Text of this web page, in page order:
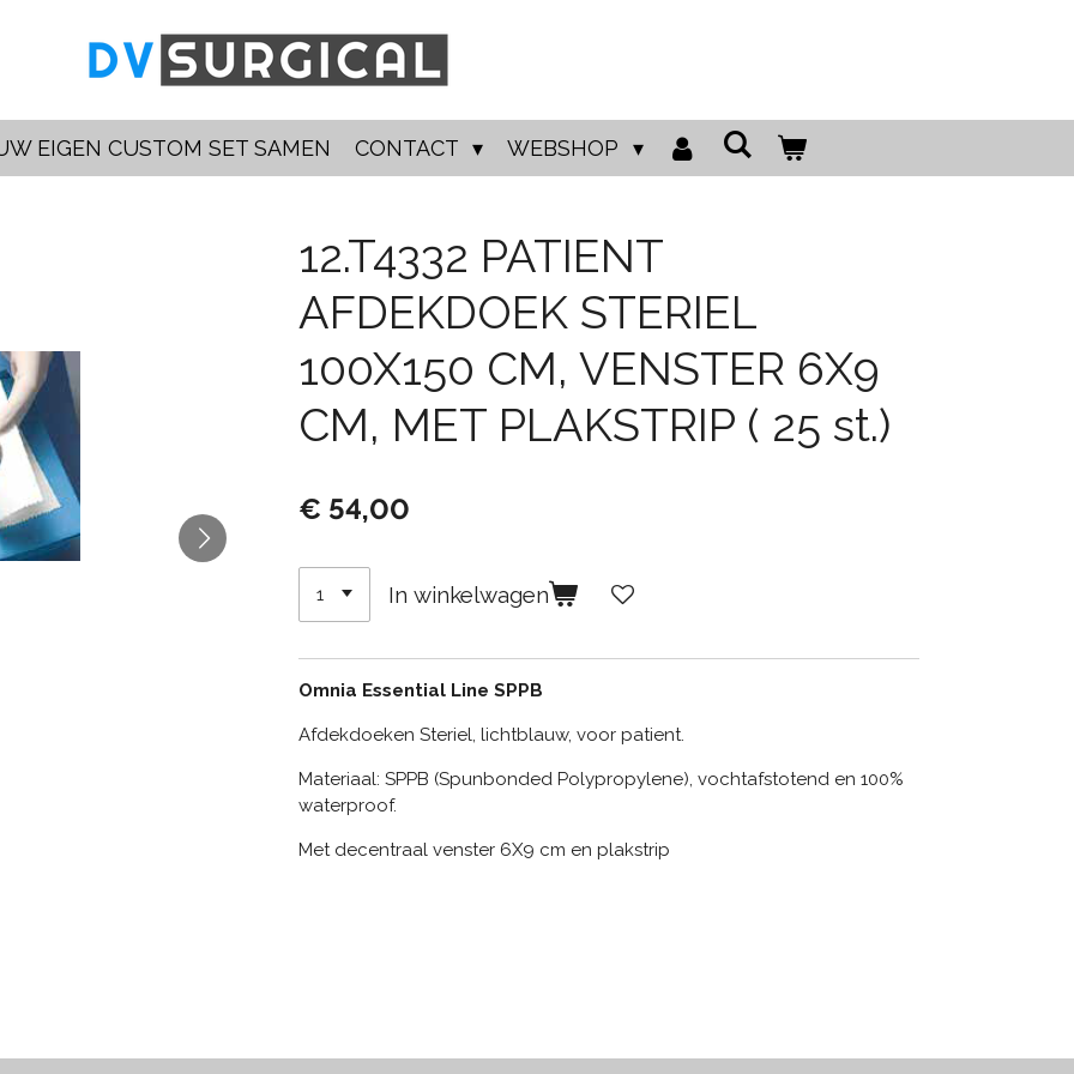
EIGEN CUSTOM SET SAMEN CONTACT WEBSHOP
12.T4332 PATIENT
AFDEKDOEK STERIEL
100X150 CM, VENSTER 6X9
CM, MET PLAKSTRIP ( 25 st.)
€ 54,00
In winkelwagen
Omnia Essential Line SPPB
Afdekdoeken Steriel, lichtblauw, voor patient.
Materiaal: SPPB (Spunbonded Polypropylene), vochtafstotend en 100%
waterproof.
Met decentraal venster 6X9 cm en plakstrip